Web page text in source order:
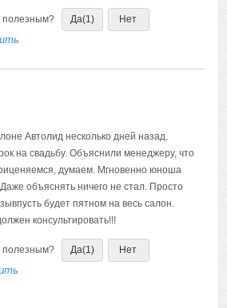
полезным? Да(1) Нет
Автолид несколько дней назад.
на свадьбу. Объяснили менеджеру, что
думаем. Мгновенно юноша
объяснять ничего не стал. Просто
будет пятном на весь салон.
консультировать!!!
полезным? Да(1) Нет